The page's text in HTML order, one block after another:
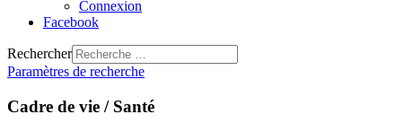
Connexion
Facebook
Rechercher
Paramètres de recherche
Cadre de vie / Santé